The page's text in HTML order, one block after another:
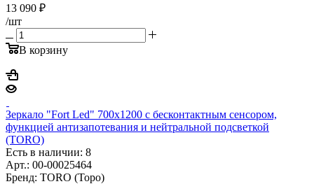
13 090 ₽
/шт
В корзину
Зеркало "Fort Led" 700х1200 с бесконтактным сенсором,
функцией антизапотевания и нейтральной подсветкой
(TORO)
Есть в наличии: 8
Арт.: 00-00025464
Бренд: TORO (Торо)